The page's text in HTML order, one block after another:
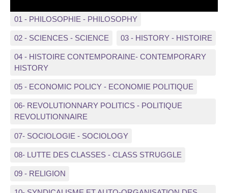
01 - PHILOSOPHIE - PHILOSOPHY
02 - SCIENCES - SCIENCE 03 - HISTORY - HISTOIRE
04 - HISTOIRE CONTEMPORAINE- CONTEMPORARY
HISTORY
05 - ECONOMIC POLICY - ECONOMIE POLITIQUE
06- REVOLUTIONNARY POLITICS - POLITIQUE
REVOLUTIONNAIRE
07- SOCIOLOGIE - SOCIOLOGY
08- LUTTE DES CLASSES - CLASS STRUGGLE
09 - RELIGION